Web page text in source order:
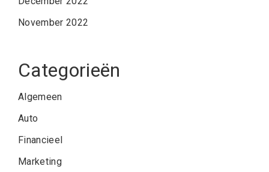
November 2022
Categorieën
Algemeen
Auto
Financieel
Marketing